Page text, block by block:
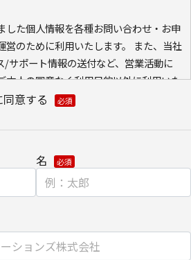
した個人情報を各種お問い合わせ・お申
営のために利用いたします。 また、当社
サポート情報の送付など、営業活動に
本人の同意なく利用目的以外に利用いた
けて、ウェブアクセス履歴を取得する
と当社のグループ会社が運営・開設する
。アクセス履歴は、市場分析、およ
活動のために利用します。
客さまアクセス情報の取り扱いについ
ビーコンの使用によるアクセス情報の
意する
名